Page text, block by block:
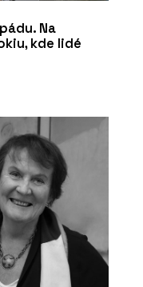
Na
kde lidé